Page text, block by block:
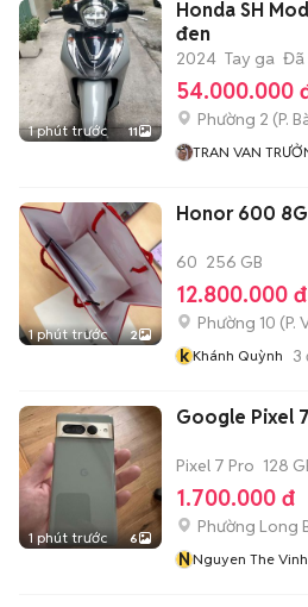
1 phút trước 11
Honda SH
đen
2024 Tay ga Đã
54.000.000
Phường 2 (P.
TRAN VAN
1 phút trước 2
Honor 600
60 256 GB
12.800.000 đ
Phường 10 (P.
k Khánh Quỳnh 3
1 phút trước 6
Google Pixel
Pixel 7 Pro 128
1.700.000 đ
Phường Long
NNguyen The Vinh